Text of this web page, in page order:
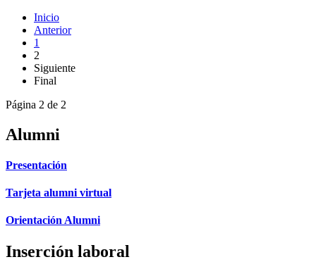
Inicio
Anterior
1
2
Siguiente
Final
Página 2 de 2
Alumni
Presentación
Tarjeta alumni virtual
Orientación Alumni
Inserción laboral